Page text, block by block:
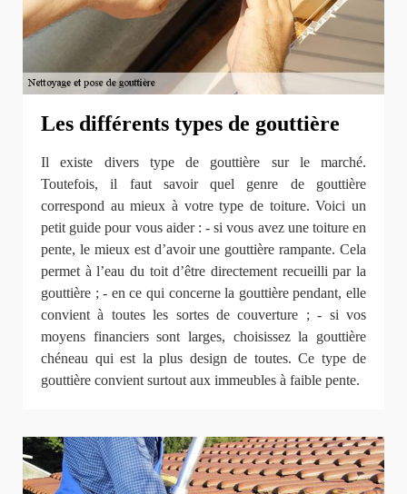
Les différents types de gouttière
Il existe divers type de gouttière sur le marché.
Toutefois, il faut savoir quel genre de gouttière
correspond au mieux à votre type de toiture. Voici un
petit guide pour vous aider : - si vous avez une toiture en
pente, le mieux est d’avoir une gouttière rampante. Cela
permet à l’eau du toit d’être directement recueilli par la
gouttière ; - en ce qui concerne la gouttière pendant, elle
convient à toutes les sortes de couverture ; - si vos
moyens financiers sont larges, choisissez la gouttière
chéneau qui est la plus design de toutes. Ce type de
gouttière convient surtout aux immeubles à faible pente.